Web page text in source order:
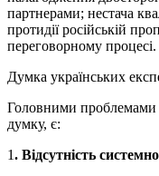
партнерами; нестача
протидії російській
переговорному процесі.
Думка українських
Головними проблемами
думку, є:
1. Відсутність